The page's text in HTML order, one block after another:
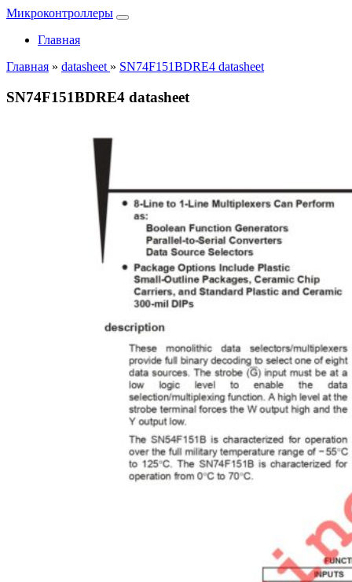
Микроконтроллеры
Главная
Главная » datasheet » SN74F151BDRE4 datasheet
SN74F151BDRE4 datasheet